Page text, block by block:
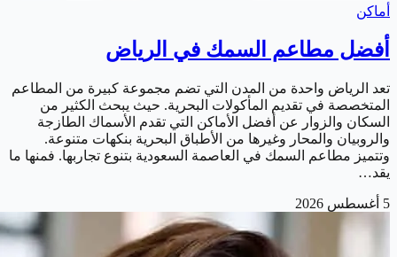
أماكن
أفضل مطاعم السمك في الرياض
تعد الرياض واحدة من المدن التي تضم مجموعة كبيرة من المطاعم
المتخصصة في تقديم المأكولات البحرية. حيث يبحث الكثير من
السكان والزوار عن أفضل الأماكن التي تقدم الأسماك الطازجة
والروبيان والمحار وغيرها من الأطباق البحرية بنكهات متنوعة.
وتتميز مطاعم السمك في العاصمة السعودية بتنوع تجاربها. فمنها ما
يقد…
5 أغسطس 2026